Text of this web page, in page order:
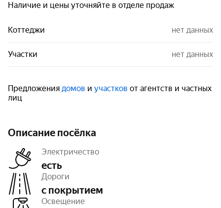
Наличие и цены уточняйте в отделе продаж
Коттеджи нет данных
Участки нет данных
Предложения домов и участков от агентств и частных
лиц
Описание посёлка
Электричество
есть
Дороги
с покрытием
Освещение
Число объектов 962
Очереди
1